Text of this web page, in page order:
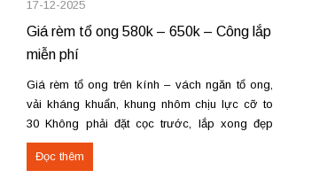
17-12-2025
Giá rèm tổ ong 580k – 650k – Công lắp
miễn phí
Giá rèm tổ ong trên kính – vách ngăn tổ ong,
vải kháng khuẩn, khung nhôm chịu lực cỡ to
30 Không phải đặt cọc trước, lắp xong đẹp
mới thanh toán. Mang mẫu đến tận nơi tư vấn,
đo đạc, lắp đặt – sửa chữa mọi số lượng...
Đọc thêm